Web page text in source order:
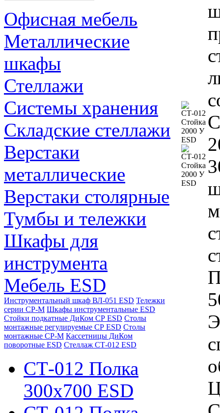
Офисная мебель
Металлические
шкафы
Стеллажи
Системы хранения
Складские стеллажи
Верстаки
металлические
Верстаки столярные
Тумбы и тележки
Шкафы для
инструмента
Мебель ESD
Инструментальный шкаф ВЛ-051 ESD Тележки
серии СР-М Шкафы инструментальные ESD
Стойки подкатные ДиКом СР ESD Столы
монтажные регулируемые СР ESD Столы
монтажные СР-М Кассетницы ДиКом
поворотные ESD Стеллаж СТ-012 ESD
СТ-012 Полка
300х700 ESD